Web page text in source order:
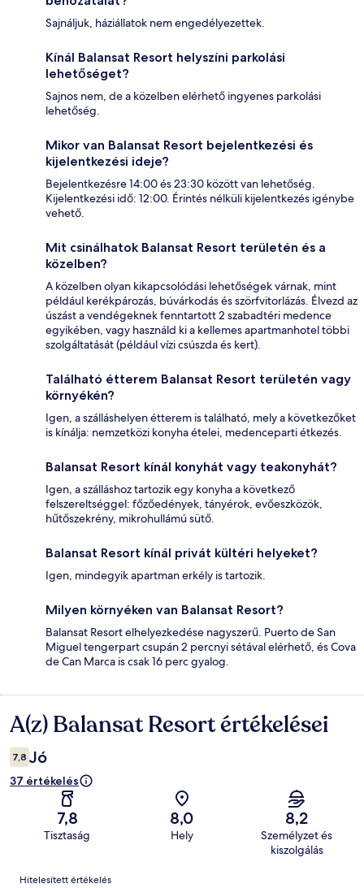
Sajnáljuk, háziállatok nem engedélyezettek.
Kínál Balansat Resort helyszíni parkolási
lehetőséget?
Sajnos nem, de a közelben elérhető ingyenes parkolási
lehetőség.
Mikor van Balansat Resort bejelentkezési és
kijelentkezési ideje?
Bejelentkezésre 14:00 és 23:30 között van lehetőség.
Kijelentkezési idő: 12:00. Érintés nélküli kijelentkezés igénybe
vehető.
Mit csinálhatok Balansat Resort területén és a
közelben?
A közelben olyan kikapcsolódási lehetőségek várnak, mint
például kerékpározás, búvárkodás és szörfvitorlázás. Élvezd az
úszást a vendégeknek fenntartott 2 szabadtéri medence
egyikében, vagy használd ki a kellemes apartmanhotel többi
szolgáltatását (például vízi csúszda és kert).
Található étterem Balansat Resort területén vagy
környékén?
Igen, a szálláshelyen étterem is található, mely a következőket
is kínálja: nemzetközi konyha ételei, medenceparti étkezés.
Balansat Resort kínál konyhát vagy teakonyhát?
Igen, a szálláshoz tartozik egy konyha a következő
felszereltséggel: főzőedények, tányérok, evőeszközök,
hűtőszekrény, mikrohullámú sütő.
Balansat Resort kínál privát kültéri helyeket?
Igen, mindegyik apartman erkély is tartozik.
Milyen környéken van Balansat Resort?
Balansat Resort elhelyezkedése nagyszerű. Puerto de San
Miguel tengerpart csupán 2 percnyi sétával elérhető, és Cova
de Can Marca is csak 16 perc gyalog.
Értékelések
A(z) Balansat Resort értékelései
7,8 Jó
37 értékelés
7,8
Tisztaság
8,0
Hely
8,2
Személyzet és
kiszolgálás
Értékelések
Hitelesített értékelés